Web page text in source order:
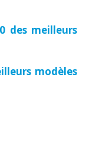
des meilleurs
modèles